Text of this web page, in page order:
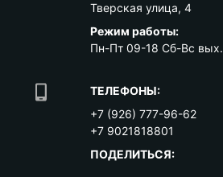
Тверская улица, 4
Режим работы:
Пн-Пт 09-18 Сб-Вс вых.
ТЕЛЕФОНЫ:
+7 (926) 777-96-62
+7 9021818801
ПОДЕЛИТЬСЯ: